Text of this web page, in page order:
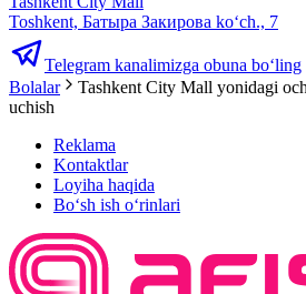
Toshkent, Батыра Закирова ko‘ch., 7
Telegram kanalimizga obuna bo‘ling
Bolalar
Tashkent City Mall yonidagi
uchish
Reklama
Kontaktlar
Loyiha haqida
Bo‘sh ish o‘rinlari